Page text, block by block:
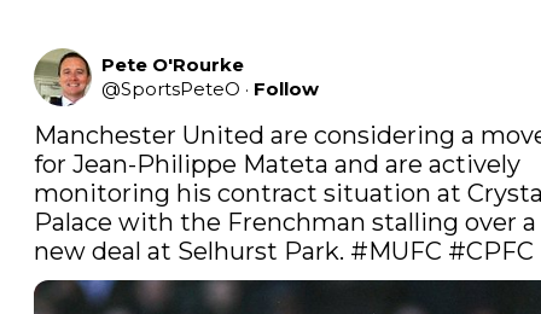
Pete O'Rourke
@SportsPeteO · Follow
Manchester United are considering a
for Jean-Philippe Mateta and are actively
monitoring his contract situation at
Palace with the Frenchman stalling over a
new deal at Selhurst Park. #MUFC #CPFC